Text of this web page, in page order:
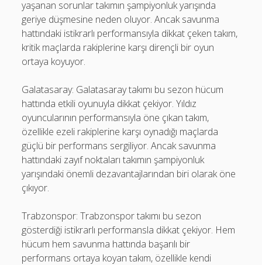
yaşanan sorunlar takımın şampiyonluk yarışında
geriye düşmesine neden oluyor. Ancak savunma
hattındaki istikrarlı performansıyla dikkat çeken takım,
kritik maçlarda rakiplerine karşı dirençli bir oyun
ortaya koyuyor.
Galatasaray: Galatasaray takımı bu sezon hücum
hattında etkili oyunuyla dikkat çekiyor. Yıldız
oyuncularının performansıyla öne çıkan takım,
özellikle ezeli rakiplerine karşı oynadığı maçlarda
güçlü bir performans sergiliyor. Ancak savunma
hattındaki zayıf noktaları takımın şampiyonluk
yarışındaki önemli dezavantajlarından biri olarak öne
çıkıyor.
Trabzonspor: Trabzonspor takımı bu sezon
gösterdiği istikrarlı performansla dikkat çekiyor. Hem
hücum hem savunma hattında başarılı bir
performans ortaya koyan takım, özellikle kendi